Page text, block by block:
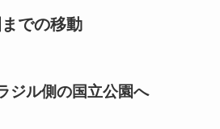
での移動
ジル側の国立公園へ